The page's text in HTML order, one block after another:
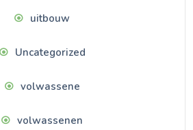
uitbouw
Uncategorized
volwassene
volwassenen